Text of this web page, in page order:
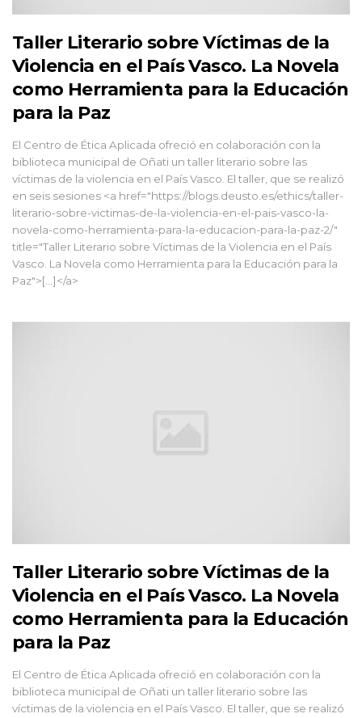
Taller Literario sobre Víctimas de la
Violencia en el País Vasco. La Novela
como Herramienta para la Educación
para la Paz
El Centro de Ética Aplicada ofreció en colaboración con la
biblioteca municipal de Oñati un taller literario sobre las
víctimas de la violencia en el País Vasco. El taller, que se realizó
en seis sesiones <a href="https://blogs.deusto.es/ethics/taller-
literario-sobre-victimas-de-la-violencia-en-el-pais-vasco-la-
novela-como-herramienta-para-la-educacion-para-la-paz-2/"
title="Taller Literario sobre Víctimas de la Violencia en el País
Vasco. La Novela como Herramienta para la Educación para la
Paz">[...]</a>
Taller Literario sobre Víctimas de la
Violencia en el País Vasco. La Novela
como Herramienta para la Educación
para la Paz
El Centro de Ética Aplicada ofreció en colaboración con la
biblioteca municipal de Oñati un taller literario sobre las
víctimas de la violencia en el País Vasco. El taller, que se realizó